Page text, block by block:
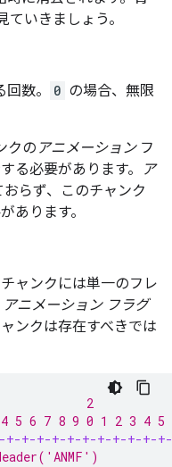
いきましょう。
数。 0 の場合、無限
クの アニメーションフ
る必要があります。
ア
らず、このチャンク
あります。
ャンクには単一のフレ
アニメーション フラグ
ンクは存在すべきでは
2
5 6 7 8 9 0 1 2 3 4 5
+-+-+-+-+-+-+-+-+-